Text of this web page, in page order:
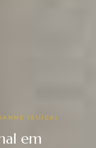
(SUÍÇA)
em